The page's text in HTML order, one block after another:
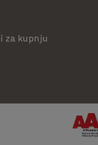
za kupnju